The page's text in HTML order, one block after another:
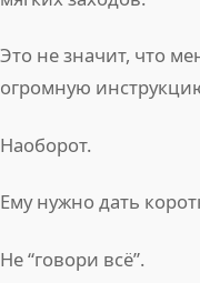
Это не значит, что
огромную
Наоборот.
Ему нужно дать
Не “говори всё”.